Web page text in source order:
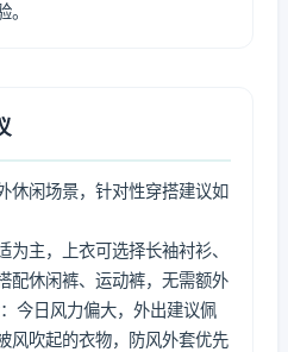
休闲场景，针对性穿搭建议如
主，上衣可选择长袖衬衫、
配休闲裤、运动裤，无需额外
今日风力偏大，外出建议佩
风吹起的衣物，防风外套优先